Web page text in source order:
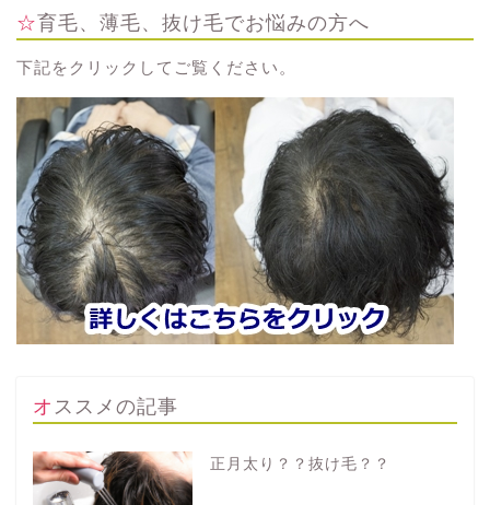
☆育毛、薄毛、抜け毛でお悩みの方へ
下記をクリックしてご覧ください。
オススメの記事
正月太り？？抜け毛？？